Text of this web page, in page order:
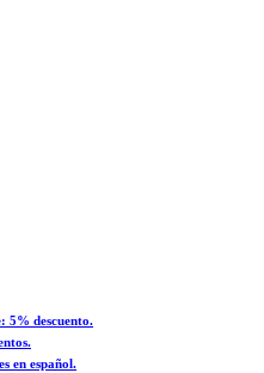
5% descuento.
en español.